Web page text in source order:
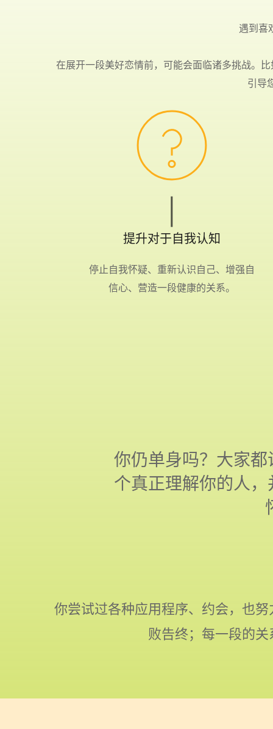
遇到喜
在展开一段美好恋情前，可能会面临诸多挑战。
引导
提升对于自我认知
停止自我怀疑、重新认识自己、增强自
信心、营造一段健康的关系。
你仍单身吗？大家
个真正理解你的人
你尝试过各种应用程序、约会，也
败告终；每一段的